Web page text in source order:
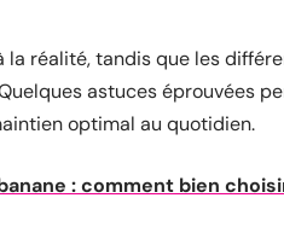
réalité, tandis que les
astuces éprouvées
optimal au quotidien.
: comment bien